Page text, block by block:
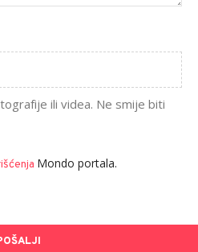
ili videa. Ne smije biti
Mondo portala.